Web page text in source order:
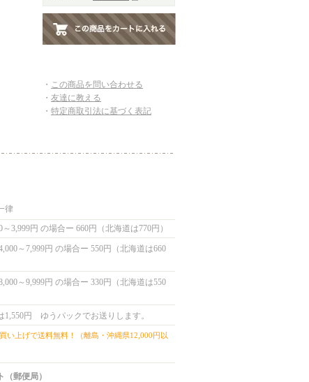
・ この商品を問い合わせる
・ 友達に教える
・ 特定商取引法に基づく表記
律
3,999円 の場合ー 660円（北海道は770円）
～7,999円 の場合ー 550円（北海道は660
～9,999円 の場合ー 330円（北海道は550
1,550円 ゆうパックでお送りします。
い上げで送料無料！（離島・沖縄県12,000円以
郵便局）